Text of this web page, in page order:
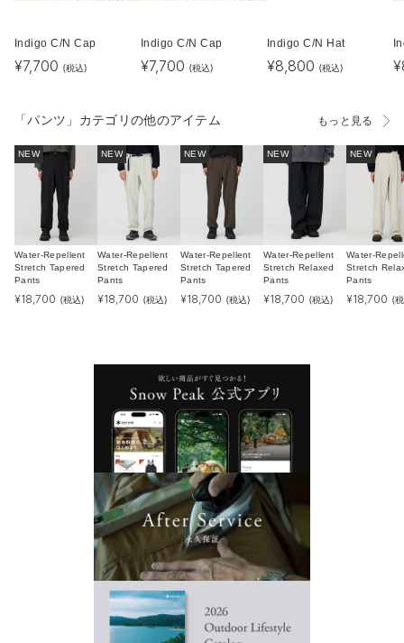
Indigo C/N Cap
¥7,700 (税込)
Indigo C/N Cap
¥7,700 (税込)
Indigo C/N Hat
¥8,800 (税込) ¥
「パンツ」カテゴリの他のアイテム もっと見る
NEW
Water-Repellent
Stretch Tapered
Pants
¥18,700 (税込)
NEW
Water-Repellent
Stretch Tapered
Pants
¥18,700 (税込)
NEW
Water-Repellent
Stretch Tapered
Pants
¥18,700 (税込)
NEW
Water-Repellent
Stretch Relaxed
Pants
¥18,700 (税込)
NEW
Water-
Stretch
Pants
¥18,700 (